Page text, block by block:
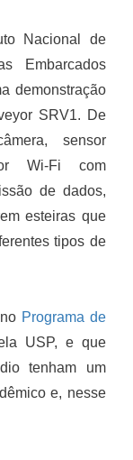
Nacional de
Embarcados
demonstração
SRV1. De
sensor
Wi-Fi com
de dados,
esteiras que
tipos de
Programa de
USP, e que
tenham um
e, nesse